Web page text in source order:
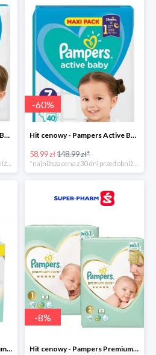
Hit cenowy - Pampers Active Baby 6
*najniższa cena z 30 dni przed obniżką
-60%
Hit cenowy - Pampers Active Baby 7
58.99 zł148.99 zł*
*najniższa cena z 30 dni przed obniżką
Hit cenowy - Pampers Premium Care 3
-8%
Hit cenowy - Pampers Premium Care 1+2